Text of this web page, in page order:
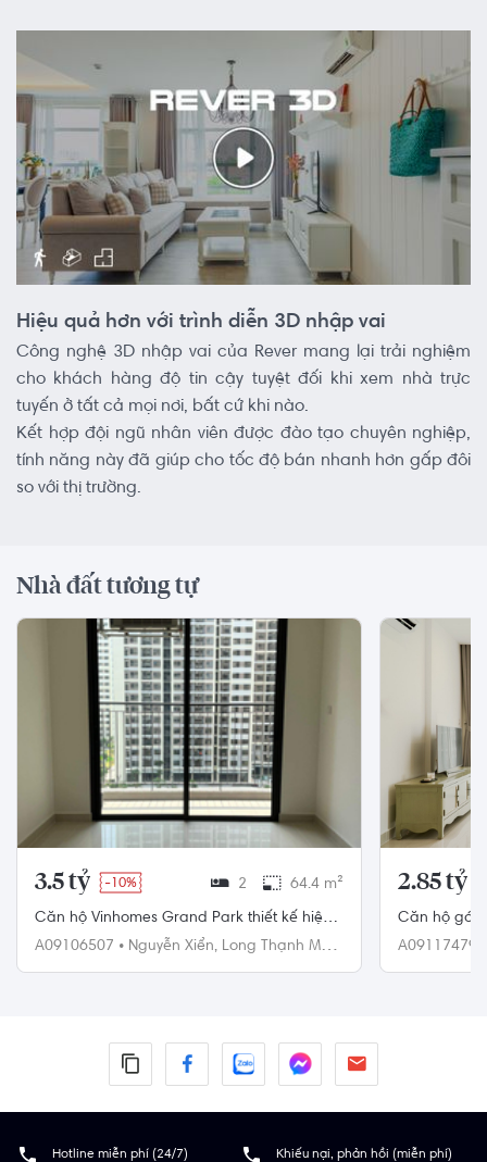
Hiệu quả hơn với trình diễn 3D nhập vai
Công nghệ 3D nhập vai của Rever mang lại trải nghiệm
cho khách hàng độ tin cậy tuyệt đối khi xem nhà trực
tuyến ở tất cả mọi nơi, bất cứ khi nào.
Kết hợp đội ngũ nhân viên được đào tạo chuyên nghiệp,
tính năng này đã giúp cho tốc độ bán nhanh hơn gấp đôi
so với thị trường.
Nhà đất tương tự
3.5 tỷ -10% 2 64.4 m²
Căn hộ Vinhomes Grand Park thiết kế hiện
đại, nội thất cơ bản.
A09106507 • Nguyễn Xiển, Long Thạnh Mỹ,
2.85 tỷ
Căn hộ góc
nội thất
A09117479
Hotline miễn phí (24/7) Khiếu nại, phản hồi (miễn phí)